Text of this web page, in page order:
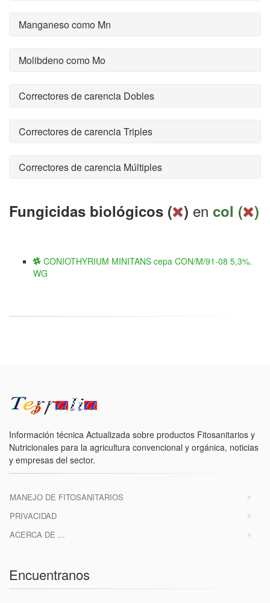
Manganeso como Mn
Molibdeno como Mo
Correctores de carencia Dobles
Correctores de carencia Triples
Correctores de carencia Múltiples
Fungicidas biológicos ( ) en col ( )
CONIOTHYRIUM MINITANS cepa CON/M/91-08 5,3%.
WG
Información técnica Actualizada sobre productos Fitosanitarios y
Nutricionales para la agricultura convencional y orgánica, noticias
y empresas del sector.
MANEJO DE FITOSANITARIOS
PRIVACIDAD
ACERCA DE ...
Encuentranos